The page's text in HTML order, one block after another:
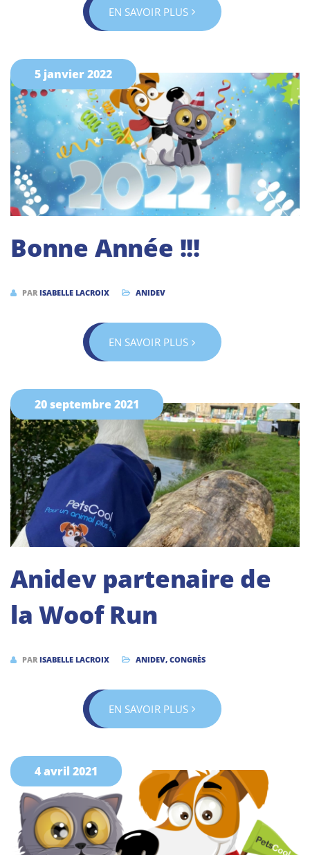
EN SAVOIR PLUS
5 janvier 2022
Bonne Année !!!
PARISABELLE LACROIX ANIDEV
EN SAVOIR PLUS
20 septembre 2021
Anidev partenaire de
la Woof Run
PAR ISABELLE LACROIX ANIDEV, CONGRÈS
EN SAVOIR PLUS
4 avril 2021